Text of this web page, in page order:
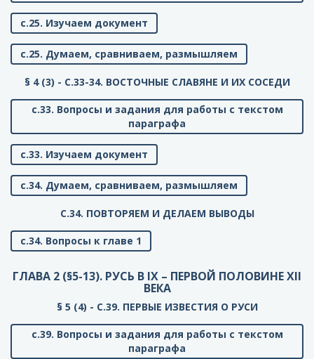
с.25. Изучаем документ
с.25. Думаем, сравниваем, размышляем
§ 4 (3) - C.33-34. ВОСТОЧНЫЕ СЛАВЯНЕ И ИХ СОСЕДИ
с.33. Вопросы и задания для работы с текстом
параграфа
с.33. Изучаем документ
с.34. Думаем, сравниваем, размышляем
C.34. ПОВТОРЯЕМ И ДЕЛАЕМ ВЫВОДЫ
с.34. Вопросы к главе 1
ГЛАВА 2 (§5-13). РУСЬ В IX – ПЕРВОЙ ПОЛОВИНЕ XII
ВЕКА
§ 5 (4) - C.39. ПЕРВЫЕ ИЗВЕСТИЯ О РУСИ
с.39. Вопросы и задания для работы с текстом
параграфа